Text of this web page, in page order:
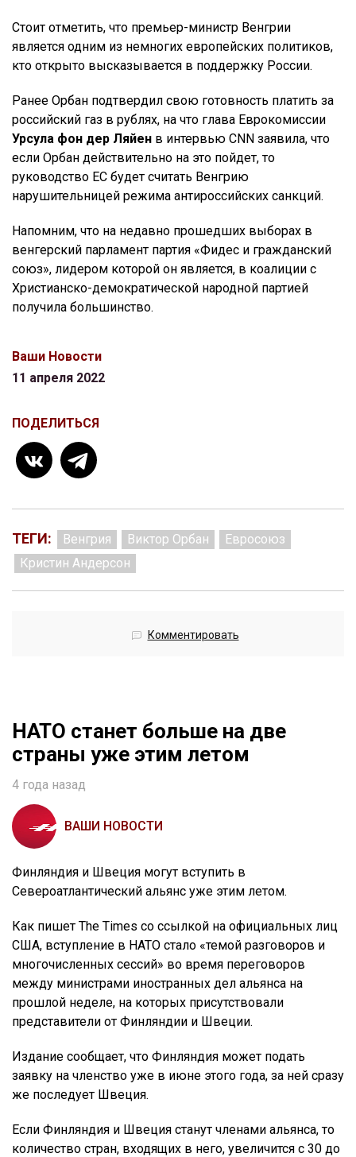
Стоит отметить, что премьер-министр Венгрии
является одним из немногих европейских политиков,
кто открыто высказывается в поддержку России.
Ранее Орбан подтвердил свою готовность платить за
российский газ в рублях, на что глава Еврокомиссии
Урсула фон дер Ляйен в интервью CNN заявила, что
если Орбан действительно на это пойдет, то
руководство ЕС будет считать Венгрию
нарушительницей режима антироссийских санкций.
Напомним, что на недавно прошедших выборах в
венгерский парламент партия «Фидес и гражданский
союз», лидером которой он является, в коалиции с
Христианско-демократической народной партией
получила большинство.
Ваши Новости
11 апреля 2022
ПОДЕЛИТЬСЯ
ТЕГИ: Венгрия Виктор Орбан
Евросоюз
Кристин Андерсон
Комментировать
НАТО станет больше на две
страны уже этим летом
4 года назад
ВАШИ НОВОСТИ
Финляндия и Швеция могут вступить в
Североатлантический альянс уже этим летом.
Как пишет The Times со ссылкой на официальных лиц
США, вступление в НАТО стало «темой разговоров и
многочисленных сессий» во время переговоров
между министрами иностранных дел альянса на
прошлой неделе, на которых присутствовали
представители от Финляндии и Швеции.
Издание сообщает, что Финляндия может подать
заявку на членство уже в июне этого года, за ней сразу
же последует Швеция.
Если Финляндия и Швеция станут членами альянса, то
количество стран, входящих в него, увеличится с 30 до